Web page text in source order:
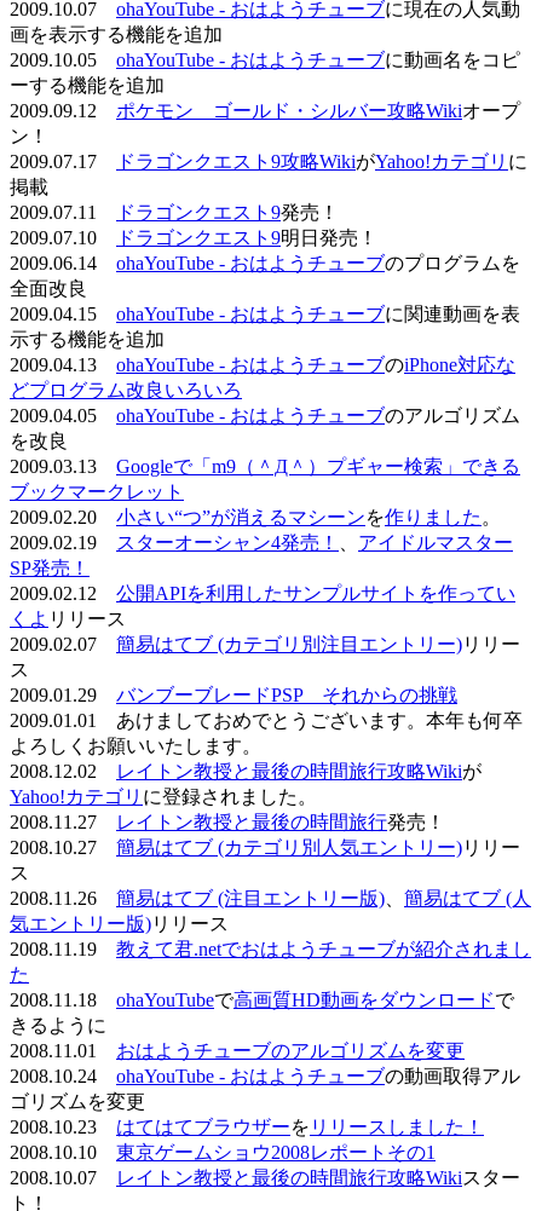
2009.10.07 ohaYouTube - おはようチューブに現在の人気動
画を表示する機能を追加
2009.10.05 ohaYouTube - おはようチューブに動画名をコピ
ーする機能を追加
2009.09.12 ポケモン ゴールド・シルバー攻略Wikiオープ
ン！
2009.07.17
ドラゴンクエスト9攻略WikiがYahoo!カテゴリ に
掲載
2009.07.11
ドラゴンクエスト9発売！
2009.07.10
ドラゴンクエスト9明日発売！
2009.06.14 ohaYouTube - おはようチューブのプログラムを
全面改良
2009.04.15 ohaYouTube - おはようチューブに関連動画を表
示する機能を追加
2009.04.13 ohaYouTube - おはようチューブのiPhone対応な
どプログラム改良いろいろ
2009.04.05 ohaYouTube - おはようチューブのアルゴリズム
を改良
2009.03.13 Googleで「m9（＾Д＾）プギャー検索」できる
ブックマークレット
2009.02.20 小さい“つ”が消えるマシーンを作りました 。
2009.02.19
スターオーシャン4発売！
アイドルマスター
SP発売！
2009.02.12 公開APIを利用したサンプルサイトを作ってい
くよ リリース
2009.02.07 簡易はてブ (カテゴリ別注目エントリー)リリー
ス
2009.01.29 バンブーブレードPSP それからの挑戦
2009.01.01 あけましておめでとうございます。本年も何卒
よろしくお願いいたします。
2008.12.02
レイトン教授と最後の時間旅行攻略Wikiが
Yahoo!カテゴリ に登録されました。
2008.11.27
レイトン教授と最後の時間旅行発売！
2008.10.27 簡易はてブ (カテゴリ別人気エントリー)リリー
ス
2008.11.26 簡易はてブ (注目エントリー版)
簡易はてブ (人
気エントリー版)リリース
2008.11.19 教えて君.netでおはようチューブが紹介されまし
た
2008.11.18 ohaYouTubeで高画質HD動画をダウンロードで
きるように
2008.11.01 おはようチューブのアルゴリズムを変更
2008.10.24 ohaYouTube - おはようチューブの動画取得アル
ゴリズムを変更
2008.10.23 はてはてブラウザーを リリースしました！
2008.10.10 東京ゲームショウ2008レポートその1
2008.10.07
レイトン教授と最後の時間旅行攻略Wikiスター
ト！